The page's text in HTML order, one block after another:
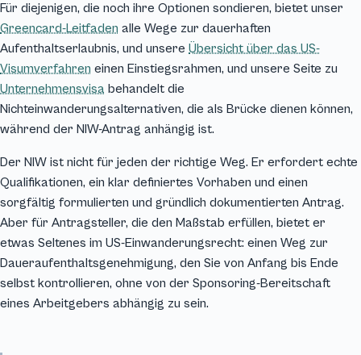
Für diejenigen, die noch ihre Optionen sondieren, bietet unser
Greencard-Leitfaden alle Wege zur dauerhaften
Aufenthaltserlaubnis, und unsere Übersicht über das US-
Visumverfahren einen Einstiegsrahmen, und unsere Seite zu
Unternehmensvisa behandelt die
Nichteinwanderungsalternativen, die als Brücke dienen können,
während der NIW-Antrag anhängig ist.
Der NIW ist nicht für jeden der richtige Weg. Er erfordert echte
Qualifikationen, ein klar definiertes Vorhaben und einen
sorgfältig formulierten und gründlich dokumentierten Antrag.
Aber für Antragsteller, die den Maßstab erfüllen, bietet er
etwas Seltenes im US-Einwanderungsrecht: einen Weg zur
Daueraufenthaltsgenehmigung, den Sie von Anfang bis Ende
selbst kontrollieren, ohne von der Sponsoring-Bereitschaft
eines Arbeitgebers abhängig zu sein.